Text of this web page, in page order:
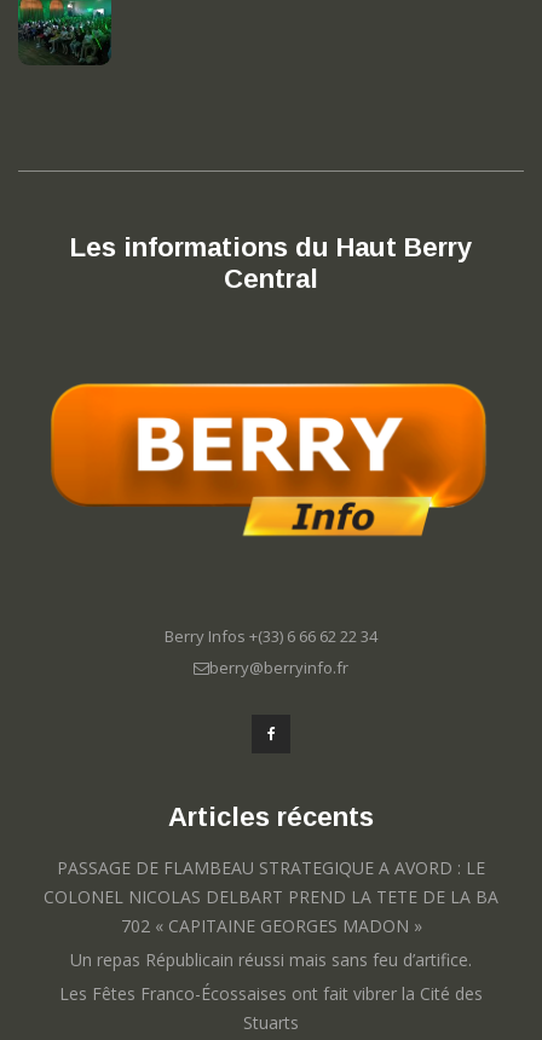
Les informations du Haut Berry
Central
Berry Infos +(33) 6 66 62 22 34
berry@berryinfo.fr
Articles récents
PASSAGE DE FLAMBEAU STRATEGIQUE A AVORD : LE
COLONEL NICOLAS DELBART PREND LA TETE DE LA BA
702 « CAPITAINE GEORGES MADON »
Un repas Républicain réussi mais sans feu d’artifice.
Les Fêtes Franco-Écossaises ont fait vibrer la Cité des
Stuarts